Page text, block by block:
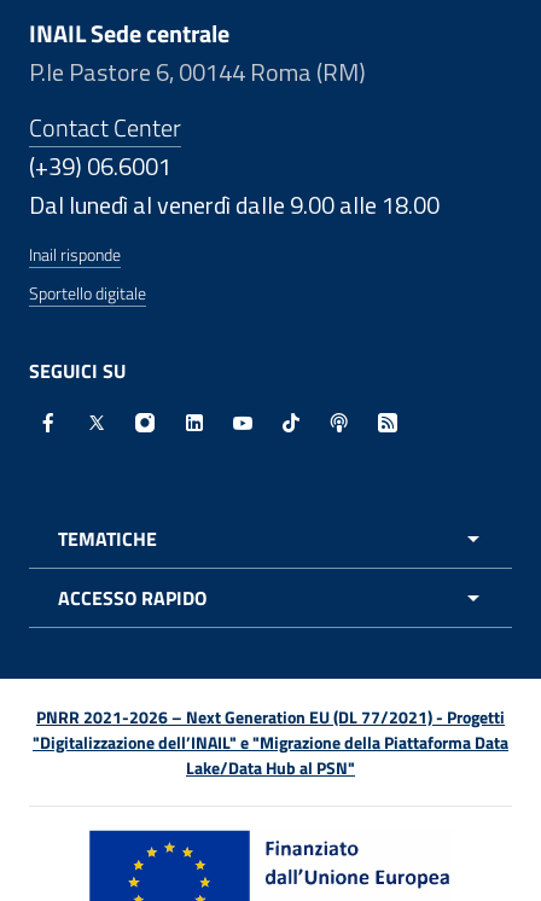
INAIL Sede centrale
P.le Pastore 6, 00144 Roma (RM)
Contact Center
(+39) 06.6001
Dal lunedì al venerdì dalle 9.00 alle 18.00
Inail risponde
Sportello digitale
SEGUICI SU
Facebook - Sito esterno - Apertura in nuova finestra
X - Sito esterno - Apertura in nuova finestra
Instagram - Sito esterno - Apertura in
Linkedin - Sito esterno - Apertura in
Youtube - Sito esterno -
TikTok - Sito esterno -
Spreaker - Sito
Feed RSS -
TEMATICHE
ACCESSO RAPIDO
PNRR 2021-2026 – Next Generation EU (DL 77/2021) - Progetti
"Digitalizzazione dell’INAIL" e "Migrazione della Piattaforma Data
Lake/Data Hub al PSN"